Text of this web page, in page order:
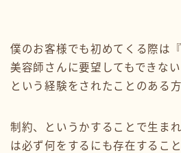
僕のお客様でも初めてくる際は
美容師さんに要望してもできな
という経験をされたことのある
制約、というかすることで生ま
は必ず何をするにも存在するこ